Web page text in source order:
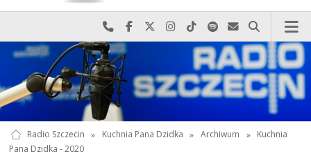
Najlepiej po prostu do nas zadzwoń
Odwiedź nas na Facebook-u
Odwiedź nas na X
Odwiedź nas na Instagram-ie
Odwiedź nas na TikTok-u
Szukaj nas na Spotify
Wyślij do nas
Szukaj
Radio Szczecin » Kuchnia Pana Dzidka » Archiwum » Kuchnia
Pana Dzidka - 2020